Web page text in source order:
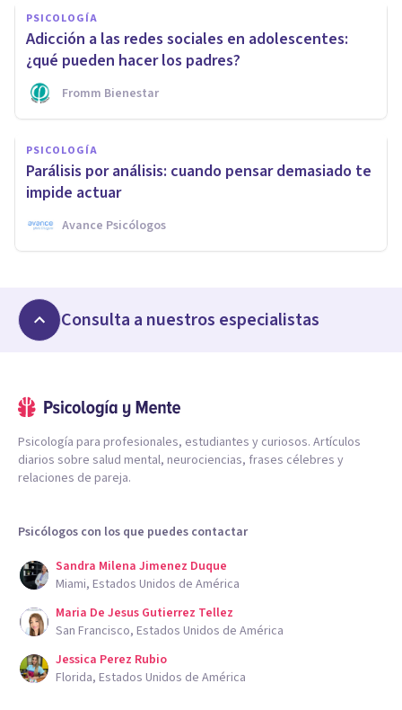
PSICOLOGÍA
Adicción a las redes sociales en adolescentes:
¿qué pueden hacer los padres?
Fromm Bienestar
PSICOLOGÍA
Parálisis por análisis: cuando pensar demasiado te
impide actuar
Avance Psicólogos
Consulta a nuestros especialistas
Psicología para profesionales, estudiantes y curiosos. Artículos
diarios sobre salud mental, neurociencias, frases célebres y
relaciones de pareja.
Psicólogos con los que puedes contactar
Sandra Milena Jimenez Duque
Miami, Estados Unidos de América
Maria De Jesus Gutierrez Tellez
San Francisco, Estados Unidos de América
Jessica Perez Rubio
Florida, Estados Unidos de América